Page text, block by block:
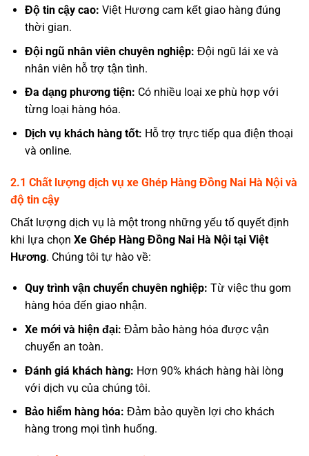
Độ tin cậy cao: Việt Hương cam kết giao hàng đúng
thời gian.
Đội ngũ nhân viên chuyên nghiệp: Đội ngũ lái xe và
nhân viên hỗ trợ tận tình.
Đa dạng phương tiện: Có nhiều loại xe phù hợp với
từng loại hàng hóa.
Dịch vụ khách hàng tốt: Hỗ trợ trực tiếp qua điện thoại
và online.
2.1 Chất lượng dịch vụ xe Ghép Hàng Đồng Nai Hà Nội và
độ tin cậy
Chất lượng dịch vụ là một trong những yếu tố quyết định
khi lựa chọn Xe Ghép Hàng Đồng Nai Hà Nội tại Việt
Hương. Chúng tôi tự hào về:
Quy trình vận chuyển chuyên nghiệp: Từ việc thu gom
hàng hóa đến giao nhận.
Xe mới và hiện đại: Đảm bảo hàng hóa được vận
chuyển an toàn.
Đánh giá khách hàng: Hơn 90% khách hàng hài lòng
với dịch vụ của chúng tôi.
Bảo hiểm hàng hóa: Đảm bảo quyền lợi cho khách
hàng trong mọi tình huống.